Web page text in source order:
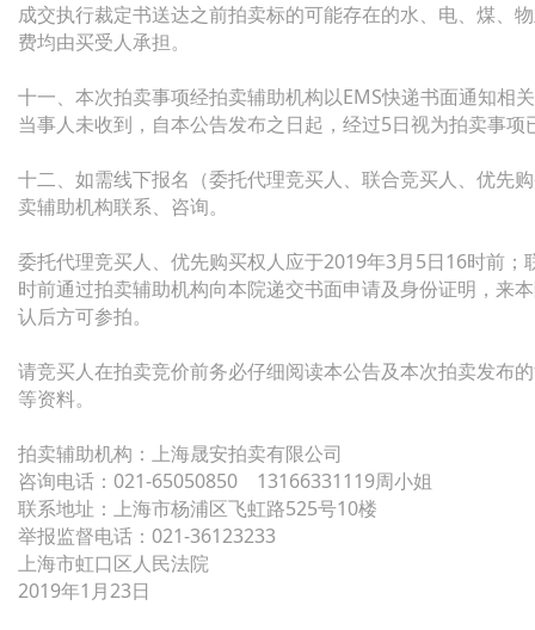
成交执行裁定书送达之前拍卖标的可能存在的水、电、煤、
费均由买受人承担。
十一、本次拍卖事项经拍卖辅助机构以EMS快递书面通知相
当事人未收到，自本公告发布之日起，经过5日视为拍卖事项
十二、如需线下报名（委托代理竞买人、联合竞买人、优先
卖辅助机构联系、咨询。
委托代理竞买人、优先购买权人应于2019年3月5日16时前
时前通过拍卖辅助机构向本院递交书面申请及身份证明，来
认后方可参拍。
请竞买人在拍卖竞价前务必仔细阅读本公告及本次拍卖发布
等资料。
拍卖辅助机构：上海晟安拍卖有限公司
咨询电话：021-65050850 13166331119周小姐
联系地址：上海市杨浦区飞虹路525号10楼
举报监督电话：021-36123233
上海市虹口区人民法院
2019年1月23日